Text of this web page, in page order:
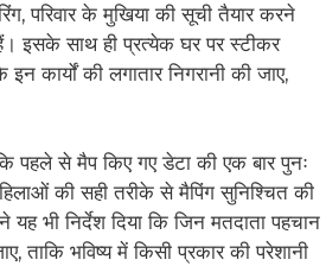
परिवार के मुखिया की सूची तैयार करने
इसके साथ ही प्रत्येक घर पर स्टीकर
कार्यों की लगातार निगरानी की जाए,
पहले से मैप किए गए डेटा की एक बार पुनः
की सही तरीके से मैपिंग सुनिश्चित की
भी निर्देश दिया कि जिन मतदाता पहचान
ताकि भविष्य में किसी प्रकार की परेशानी